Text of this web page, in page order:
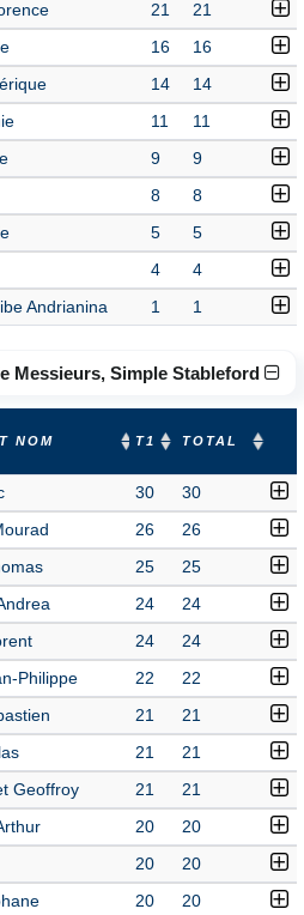
21 21
16 16
14 14
11 11
9 9
8 8
5 5
4 4
Andrianina 1 1
Messieurs, Simple Stableford
NOM T1 TOTAL
30 30
26 26
25 25
24 24
24 24
Philippe 22 22
21 21
21 21
Geoffroy 21 21
20 20
20 20
20 20